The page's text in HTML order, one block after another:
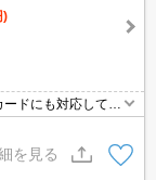
)
ドにも対応してお
い合わせ下さい！
を見る